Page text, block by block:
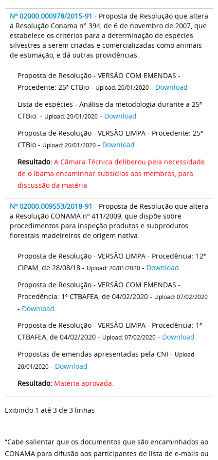
Nº 02000.000978/2015-91 - Proposta de Resolução que altera
a Resolução Conama n° 394, de 6 de novembro de 2007, que
estabelece os critérios para a determinação de espécies
silvestres a serem criadas e comercializadas como animais
de estimação, e dá outras providências.
Proposta de Resolução - VERSÃO COM EMENDAS -
Procedente: 25ª CTBio - Upload: 20/01/2020 - Download
Lista de espécies - Análise da metodologia durante a 25ª
CTBio. - Upload: 20/01/2020 - Download
Proposta de Resolução - VERSÃO LIMPA - Procedente: 25ª
CTBio - Upload: 20/01/2020 - Download
Resultado: A Câmara Técnica deliberou pela necessidade
de o Ibama encaminhar subsídios aos membros, para
discussão da matéria
Nº 02000.009553/2018-91 - Proposta de Resolução que altera
a Resolução CONAMA nº 411/2009, que dispõe sobre
procedimentos para inspeção produtos e subprodutos
florestais madeireiros de origem nativa.
Proposta de Resolução - VERSÃO LIMPA - Procedência: 12ª
CIPAM, de 28/08/18 - Upload: 20/01/2020 - Download
Proposta de Resolução - VERSÃO COM EMENDAS -
Procedência: 1ª CTBAFEA, de 04/02/2020 - Upload: 07/02/2020
- Download
Proposta de Resolução - VERSÃO LIMPA - Procedência: 1ª
CTBAFEA, de 04/02/2020 - Upload: 07/02/2020 - Download
Propostas de emendas apresentadas pela CNI - Upload:
20/01/2020 - Download
Resultado: Matéria aprovada.
Exibindo 1 até 3 de 3 linhas
“Cabe salientar que os documentos que são encaminhados ao
CONAMA para difusão aos participantes de lista de e-mails ou